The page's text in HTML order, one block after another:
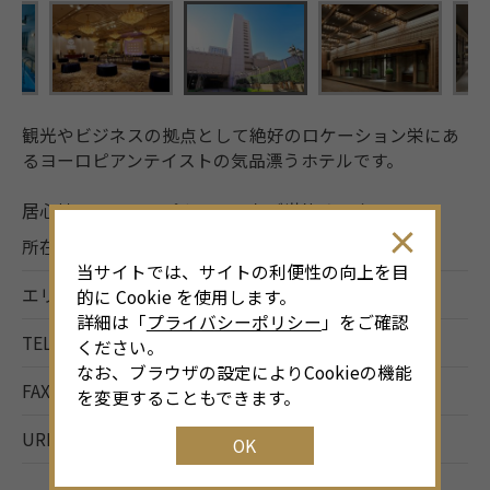
観光やビジネスの拠点として絶好のロケーション栄にあ
るヨーロピアンテイストの気品漂うホテルです。
居心地のいいホスピタリティをご堪能ください。
所在地
エリア
栄・伏見
TEL
052-251-2411
FAX
052-251-2422
URL
http://www.nagoya-h.tokyuhotels.co.jp/
当サイトでは、サイトの利便性の向上を目
的に Cookie を使用します。
詳細は「プライバシーポリシー 」をご確認
ください。
なお、ブラウザの設定によりCookieの機能
を変更することもできます。
OK